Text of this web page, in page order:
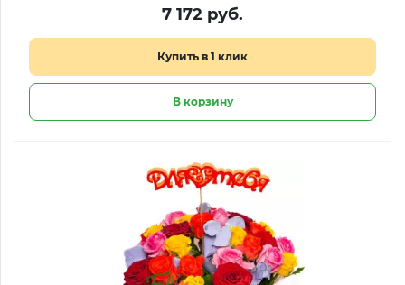
7 172 руб.
Купить в 1 клик
В корзину